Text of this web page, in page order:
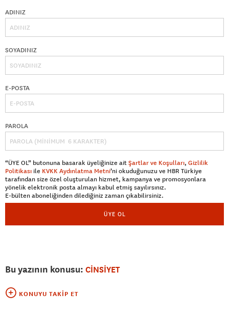
ADINIZ
SOYADINIZ
E-POSTA
PAROLA
“ÜYE OL” butonuna basarak üyeliğinize aitŞartlar ve Koşulları, Gizlilik
Politikası ile KVKK Aydınlatma Metni’ni okuduğunuzu ve HBR Türkiye
tarafından size özel oluşturulan hizmet, kampanya ve promosyonlara
yönelik elektronik posta almayı kabul etmiş sayılırsınız.
E-bülten aboneliğinden dilediğiniz zaman çıkabilirsiniz.
ÜYE OL
Bu yazının konusu: CİNSİYET
KONUYU TAKIP ET